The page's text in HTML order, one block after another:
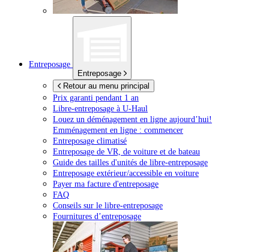
Entreposage
Entreposage
Retour au menu principal
Prix garanti pendant 1 an
Libre-entreposage à U-Haul
Louez un déménagement en ligne aujourd’hui!
Emménagement en ligne : commencer
Entreposage climatisé
Entreposage de VR, de voiture et de bateau
Guide des tailles d'unités de libre-entreposage
Entreposage extérieur/accessible en voiture
Payer ma facture d'entreposage
FAQ
Conseils sur le libre-entreposage
Fournitures d’entreposage